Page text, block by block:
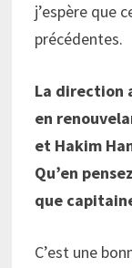
j’espère que
précédentes.
La direction
en
et Hakim
Qu’en
que
C’est une